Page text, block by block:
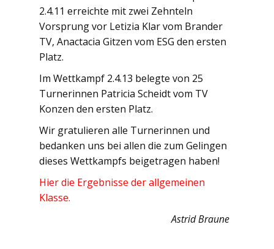
2.4.11 erreichte mit zwei Zehnteln
Vorsprung vor Letizia Klar vom Brander
TV, Anactacia Gitzen vom ESG den ersten
Platz.
Im Wettkampf 2.4.13 belegte von 25
Turnerinnen Patricia Scheidt vom TV
Konzen den ersten Platz.
Wir gratulieren alle Turnerinnen und
bedanken uns bei allen die zum Gelingen
dieses Wettkampfs beigetragen haben!
Hier die Ergebnisse der allgemeinen
Klasse.
Astrid Braune